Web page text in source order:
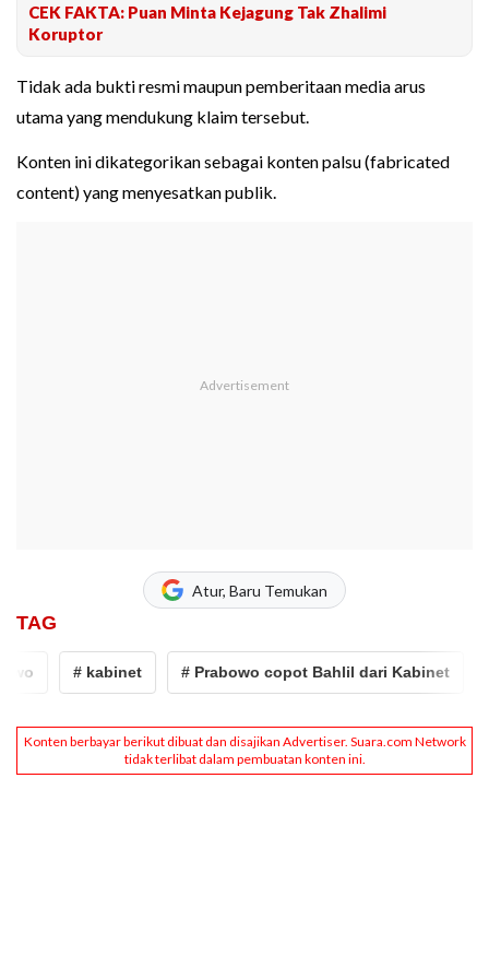
CEK FAKTA: Puan Minta Kejagung Tak Zhalimi
Koruptor
Tidak ada bukti resmi maupun pemberitaan media arus
utama yang mendukung klaim tersebut.
Konten ini dikategorikan sebagai konten palsu (fabricated
content) yang menyesatkan publik.
Atur, Baru Temukan
TAG
# kabinet # Prabowo copot Bahlil dari Kabinet